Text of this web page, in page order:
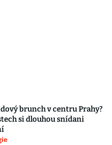
brunch v centru Prahy?
si dlouhou snídani